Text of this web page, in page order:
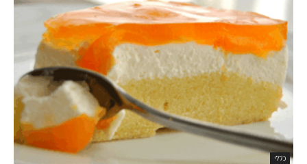
כללי